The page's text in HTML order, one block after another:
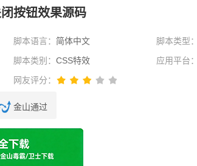
按钮效果源码
脚本语言： 简体中文 脚本类型：
脚本类别：CSS特效 应用平台：
网友评分：
金山通过